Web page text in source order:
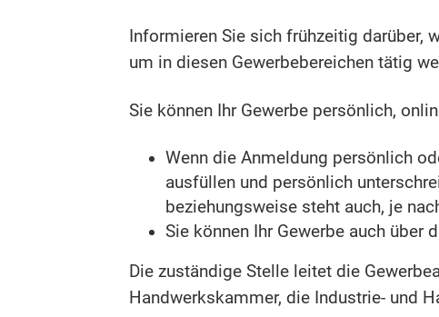
Informieren Sie sich frühzeitig darüber,
um in diesen Gewerbebereichen tätig
Sie können Ihr Gewerbe persönlich,
Wenn die Anmeldung persönlich
ausfüllen und persönlich
beziehungsweise steht auch, je
Sie können Ihr Gewerbe auch über
Die zuständige Stelle leitet die
Handwerkskammer, die Industrie- und